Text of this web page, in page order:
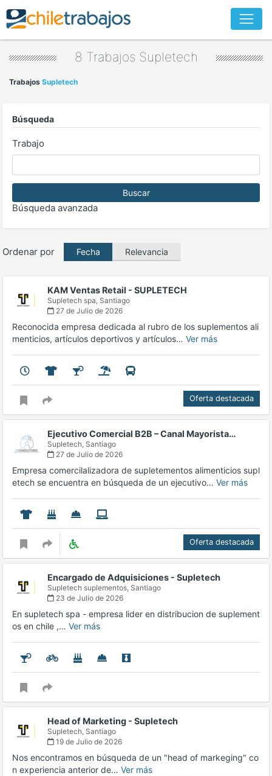
Trabajos Supletech
8 Trabajos Supletech
Búsqueda
Trabajo
Buscar
Búsqueda avanzada
Ordenar por Fecha Relevancia
KAM Ventas Retail - SUPLETECH
Supletech spa, Santiago
27 de Julio de 2026
Reconocida empresa dedicada al rubro de los suplementos ali
menticios, artículos deportivos y artículos… Ver más
Oferta destacada
Ejecutivo Comercial B2B – Canal Mayorista…
Supletech, Santiago
27 de Julio de 2026
Empresa comercilalizadora de supletementos alimenticios supl
etech se encuentra en búsqueda de un ejecutivo… Ver más
Oferta destacada
Encargado de Adquisiciones - Supletech
Supletech suplementos, Santiago
23 de Julio de 2026
En supletech spa - empresa lider en distribucion de suplement
os en chile ,… Ver más
Head of Marketing - Supletech
Supletech, Santiago
19 de Julio de 2026
Nos encontramos en búsqueda de un "head of markeging" co
n experiencia anterior de… Ver más